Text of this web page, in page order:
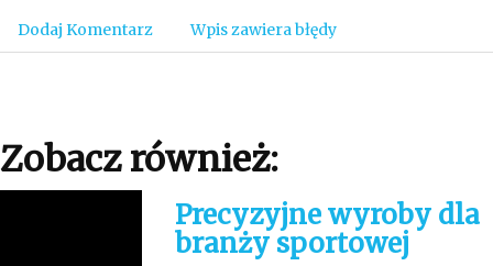
Dodaj Komentarz Wpis zawiera błędy
Zobacz również:
Precyzyjne wyroby dla
branży sportowej